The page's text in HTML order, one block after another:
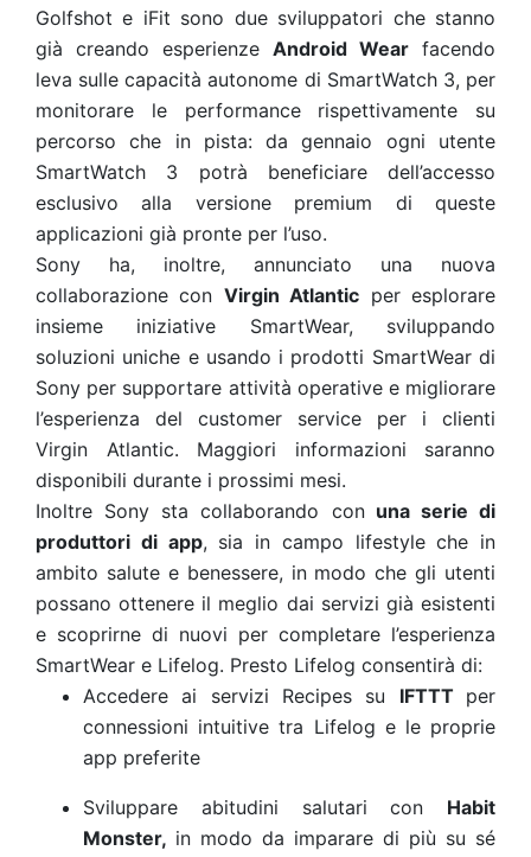
Golfshot e iFit sono due sviluppatori che stanno
già creando esperienze Android Wear facendo
leva sulle capacità autonome di SmartWatch 3, per
monitorare le performance rispettivamente su
percorso che in pista: da gennaio ogni utente
SmartWatch 3 potrà beneficiare dell’accesso
esclusivo alla versione premium di queste
applicazioni già pronte per l’uso.
Sony ha, inoltre, annunciato una nuova
collaborazione con Virgin Atlantic per esplorare
insieme iniziative SmartWear, sviluppando
soluzioni uniche e usando i prodotti SmartWear di
Sony per supportare attività operative e migliorare
l’esperienza del customer service per i clienti
Virgin Atlantic. Maggiori informazioni saranno
disponibili durante i prossimi mesi.
Inoltre Sony sta collaborando conuna serie di
produttori di app, sia in campo lifestyle che in
ambito salute e benessere, in modo che gli utenti
possano ottenere il meglio dai servizi già esistenti
e scoprirne di nuovi per completare l’esperienza
SmartWear e Lifelog. Presto Lifelog consentirà di:
Accedere ai servizi Recipes su IFTTT per
connessioni intuitive tra Lifelog e le proprie
app preferite
Sviluppare abitudini salutari con Habit
Monster, in modo da imparare di più su sé